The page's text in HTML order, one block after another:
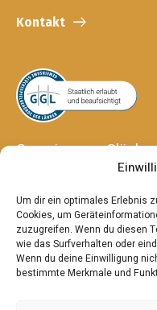
Um dir ein optimales Erlebnis
Cookies, um
zuzugreifen. Wenn du diesen
wie das Surfverhalten oder
Wenn du deine Einwilligung
bestimmte Merkmale und
Kontakt
Gemeinsame
Anstalt des
Hansering 15
06108 Halle (Saale)